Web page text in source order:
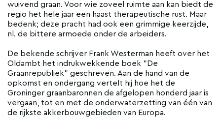
wuivend graan. Voor wie zoveel ruimte aan kan biedt de
regio het hele jaar een haast therapeutische rust. Maar
bedenk; deze pracht had ook een grimmige keerzijde,
nl. de bittere armoede onder de arbeiders.
De bekende schrijver Frank Westerman heeft over het
Oldambt het indrukwekkende boek "De
Graanrepubliek" geschreven. Aan de hand van de
opkomst en ondergang vertelt hij hoe het de
Groninger graanbaronnen de afgelopen honderd jaar is
vergaan, tot en met de onderwaterzetting van één van
de rijkste akkerbouwgebieden van Europa.